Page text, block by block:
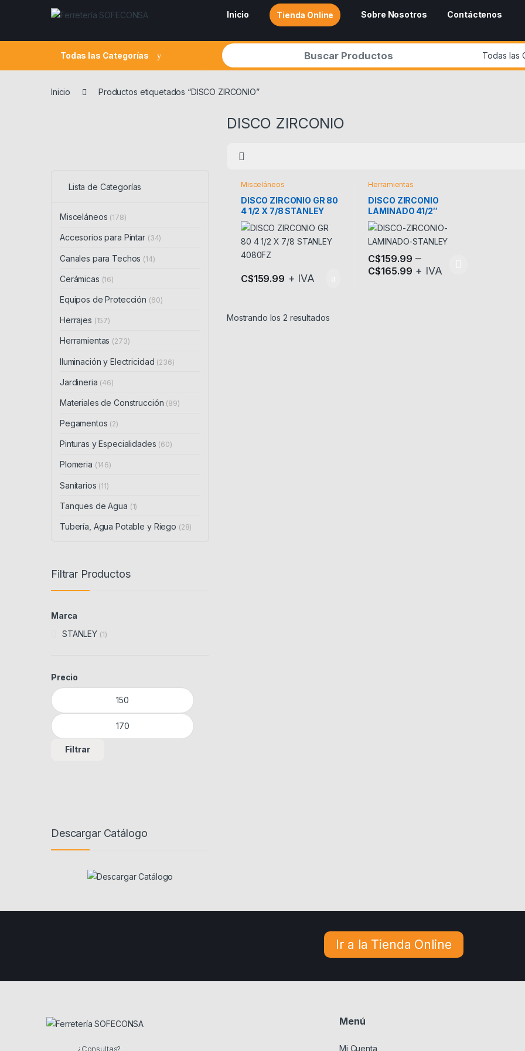
Skip to navigation
Skip to content
Inicio
Tienda Online Sobre Nosotros Contáctenos
Todas las Categorías
Search for:
Inicio Productos etiquetados “DISCO ZIRCONIO”
DISCO ZIRCONIO
Misceláneos
DISCO ZIRCONIO GR 80
4 1/2 X 7/8 STANLEY
4080FZ
C$159.99 + IVA
Herramientas
DISCO ZIRCONIO
LAMINADO 41/2″
STANLEY
C$159.99 –
C$165.99 + IVA
Este producto tiene múltiples variantes.
Mostrando los 2 resultados
Lista de Categorías
Misceláneos (178)
Accesorios para Pintar (34)
Canales para Techos (14)
Cerámicas (16)
Equipos de Protección (60)
Herrajes (157)
Herramientas (273)
Iluminación y Electricidad (236)
Jardineria (46)
Materiales de Construcción (89)
Pegamentos (2)
Pinturas y Especialidades (60)
Plomeria (146)
Sanitarios (11)
Tanques de Agua (1)
Tubería, Agua Potable y Riego (28)
Filtrar Productos
Marca
STANLEY (1)
Precio
Precio mínimo
Precio máximo
Filtrar
Descargar Catálogo
Ir a la Tienda Online
¿Consultas?
Menú
Mi Cuenta